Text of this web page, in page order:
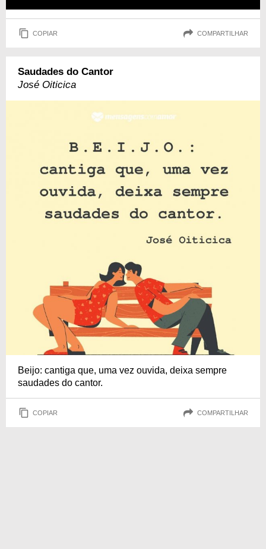
COPIAR COMPARTILHAR
Saudades do Cantor
José Oiticica
Beijo: cantiga que, uma vez ouvida, deixa sempre
saudades do cantor.
COPIAR COMPARTILHAR